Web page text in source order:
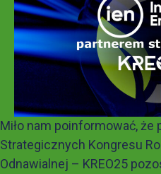
Miło nam poinformować, że
Strategicznych Kongresu
Odnawialnej – KREO25